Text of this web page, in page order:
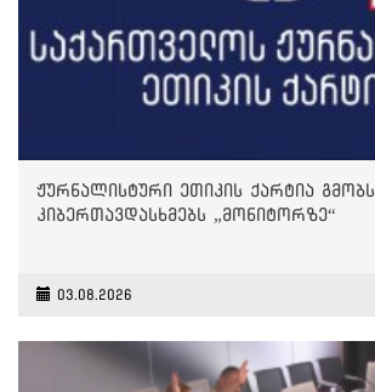
ჟურნალისტური ეთიკის ქარტია გმობს
კიბერთავდასხმებს „მონიტორზე“
03.08.2026